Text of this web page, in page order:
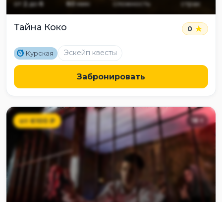
от 2до6 60мин сложность страх
Тайна Коко 0
M Курская Эскейп квесты
Забронировать
от6100₽ 18